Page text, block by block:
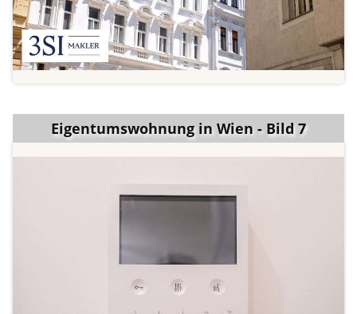
Eigentumswohnung in Wien - Bild 7